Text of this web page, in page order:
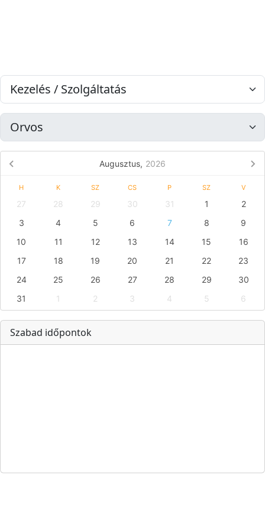
Augusztus, 2026
H K SZ CS P SZ V
27 28 29 30 31 1
2
3
4 5 6 7 8
9
10
11 12 13 14 15
16
17
18 19 20 21 22
23
24
25 26 27 28 29
30
31
1 2 3 4 5 6
Szabad időpontok